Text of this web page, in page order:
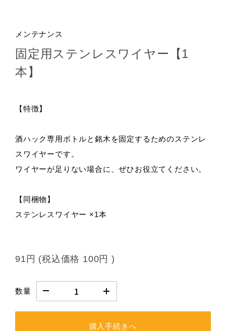
メンテナンス
固定用ステンレスワイヤー【1
本】
【特徴】
酒ハック専用ボトルと銘木を固定するためのステンレ
スワイヤーです。
ワイヤーが足りない場合に、ぜひお役立てください。
【同梱物】
ステンレスワイヤー ×1本
91円 (税込価格 100円 )
数量
購入手続きへ